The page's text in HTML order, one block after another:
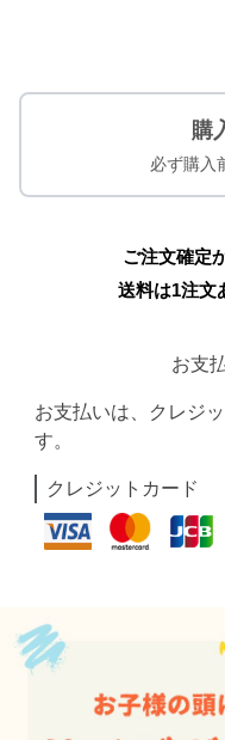
購
必ず購入
ご注文確定
送料は1注文
お支
お支払いは、クレジ
す。
クレジットカード